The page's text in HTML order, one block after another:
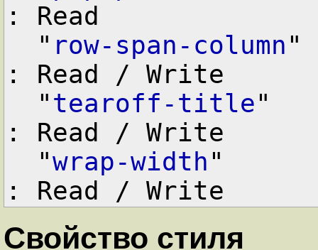
: Read
  "
row-span-column
: Read / Write
  "
tearoff-title
: Read / Write
  "
wrap-width
: Read / Write
Свойство стиля